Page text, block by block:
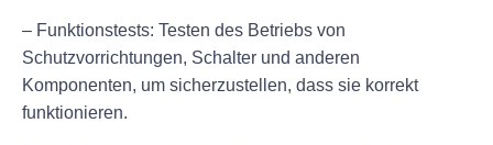
– Funktionstests: Testen des Betriebs von
Schutzvorrichtungen, Schalter und anderen
Komponenten, um sicherzustellen, dass sie korrekt
funktionieren.